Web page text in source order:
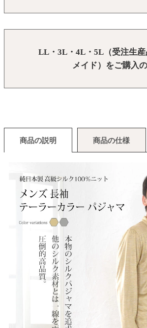
LL・3L・4L・5L（受注生
メイド）をご購入
商品の説明 商品の仕様